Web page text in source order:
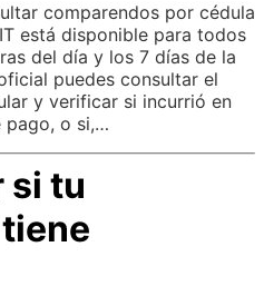
comparendos por cédula
está disponible para todos
del día y los 7 días de la
puedes consultar el
y verificar si incurrió en
pago, o si,…
si tu